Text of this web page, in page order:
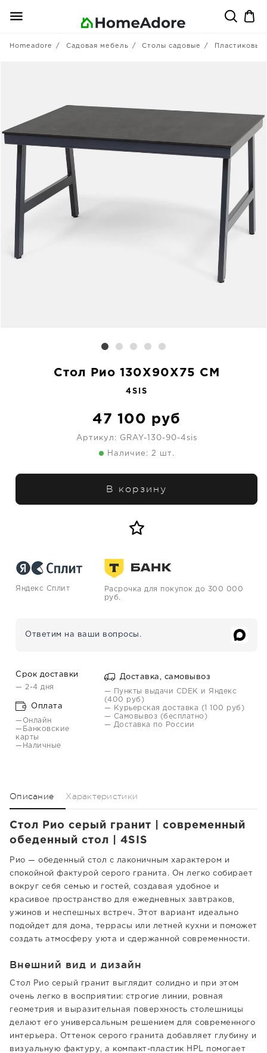
Homeadore Садовая мебель Столы садовые Пластиковые
Стол Рио 130X90X75 CM
4SIS
47 100 руб
Артикул: GRAY-130-90-4sis
Наличие: 2 шт.
В корзину
Яндекс Сплит
Расрочка для покупок до 300 000
руб.
Ответим на ваши вопросы.
Срок доставки
— 2-4 дня
Оплата
—Онлайн
—Банковские
карты
—Наличные
Доставка, самовывоз
— Пункты выдачи CDEK и Яндекс
(400 руб)
— Курьерская доставка (1 100 руб)
— Самовывоз (бесплатно)
— Доставка по России
Описание Характеристики
Стол Рио серый гранит | современный
обеденный стол | 4SIS
Рио — обеденный стол с лаконичным характером и
спокойной фактурой серого гранита. Он легко собирает
вокруг себя семью и гостей, создавая удобное и
красивое пространство для ежедневных завтраков,
ужинов и неспешных встреч. Этот вариант идеально
подойдет для дома, террасы или летней кухни и поможет
создать атмосферу уюта и сдержанной современности.
Внешний вид и дизайн
Стол Рио серый гранит выглядит солидно и при этом
очень легко в восприятии: строгие линии, ровная
геометрия и выразительная поверхность столешницы
делают его универсальным решением для современного
интерьера. Оттенок серого гранита добавляет глубину и
визуальную фактуру, а компакт-пластик HPL помогает